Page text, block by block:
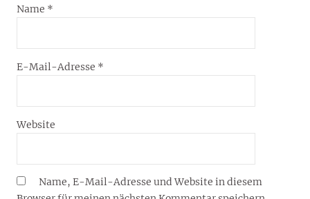
Name *
E-Mail-Adresse *
Website
Name, E-Mail-Adresse und Website in diesem